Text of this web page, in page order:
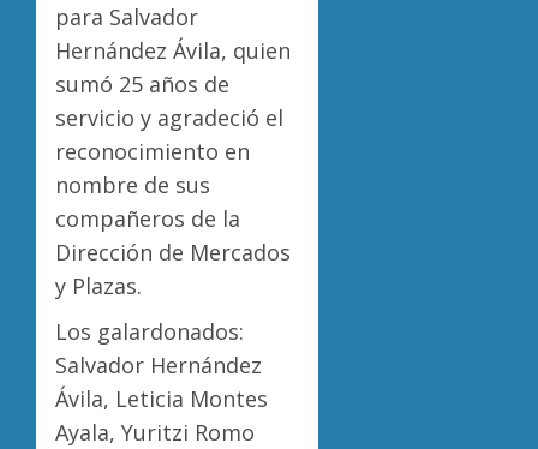
para Salvador
Hernández Ávila, quien
sumó 25 años de
servicio y agradeció el
reconocimiento en
nombre de sus
compañeros de la
Dirección de Mercados
y Plazas.
Los galardonados:
Salvador Hernández
Ávila, Leticia Montes
Ayala, Yuritzi Romo